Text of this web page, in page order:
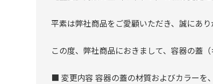
平素は弊社商品をご愛顧いただき、誠にあり
この度、弊社商品におきまして、容器の蓋
■ 変更内容 容器の蓋の材質およびカラーを